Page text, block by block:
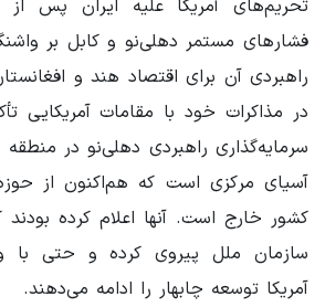
تحریم‌های آمریکا علیه ایران پس
فشارهای مستمر دهلی‌نو و کابل بر
راهبردی آن برای اقتصاد هند و
در مذاکرات خود با مقامات آمریکایی
سرمایه‌گذاری راهبردی دهلی‌نو در
آسیای مرکزی است که هم‌اکنون از
کشور خارج است. آنها اعلام کرده بودند
سازمان ملل پیروی کرده و حتی با
آمریکا توسعه چابهار را ادامه می‌دهند.